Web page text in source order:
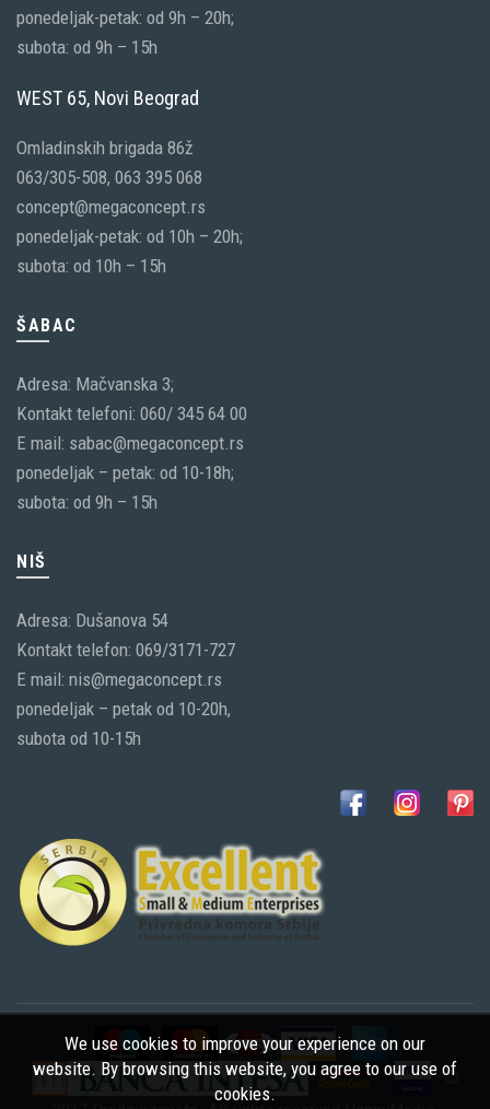
ponedeljak-petak: od 9h – 20h;
subota: od 9h – 15h
WEST 65, Novi Beograd
Omladinskih brigada 86ž
063/305-508, 063 395 068
concept@megaconcept.rs
ponedeljak-petak: od 10h – 20h;
subota: od 10h – 15h
ŠABAC
Adresa: Mačvanska 3;
Kontakt telefoni: 060/ 345 64 00
E mail: sabac@megaconcept.rs
ponedeljak – petak: od 10-18h;
subota: od 9h – 15h
NIŠ
Adresa: Dušanova 54
Kontakt telefon: 069/3171-727
E mail: nis@megaconcept.rs
ponedeljak – petak od 10-20h,
subota od 10-15h
©
We use cookies to improve your experience on our
website. By browsing this website, you agree to our use of
cookies.